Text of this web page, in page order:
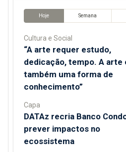
Hoje Semana
Cultura e Social
“A arte requer estudo,
dedicação, tempo. A arte
também uma forma de
conhecimento”
Capa
DATAz recria Banco
prever impactos no
ecossistema